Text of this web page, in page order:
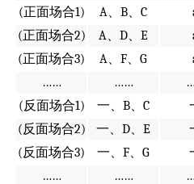
(正面场合1)
A、B、C
(正面场合2)
A、D、E
(正面场合3)
A、F、G
……
……
(反面场合1)
一、B、C
(反面场合2)
一、D、E
(反面场合3)
一、F、G
……
……